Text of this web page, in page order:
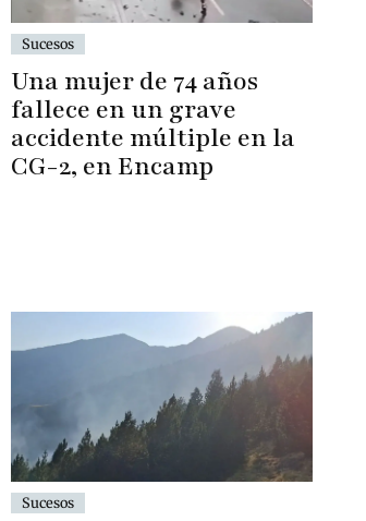
Sucesos
Una mujer de 74 años
fallece en un grave
accidente múltiple en la
CG-2, en Encamp
Sucesos